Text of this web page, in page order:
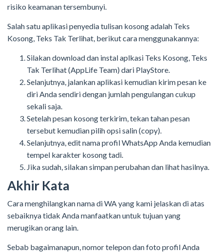
risiko keamanan tersembunyi.
Salah satu aplikasi penyedia tulisan kosong adalah Teks
Kosong, Teks Tak Terlihat, berikut cara menggunakannya:
Silakan download dan instal aplkasi Teks Kosong, Teks
Tak Terlihat (AppLife Team) dari PlayStore.
Selanjutnya, jalankan aplikasi kemudian kirim pesan ke
diri Anda sendiri dengan jumlah pengulangan cukup
sekali saja.
Setelah pesan kosong terkirim, tekan tahan pesan
tersebut kemudian pilih opsi salin (copy).
Selanjutnya, edit nama profil WhatsApp Anda kemudian
tempel karakter kosong tadi.
Jika sudah, silakan simpan perubahan dan lihat hasilnya.
Akhir Kata
Cara menghilangkan nama di WA yang kami jelaskan di atas
sebaiknya tidak Anda manfaatkan untuk tujuan yang
merugikan orang lain.
Sebab bagaimanapun, nomor telepon dan foto profil Anda